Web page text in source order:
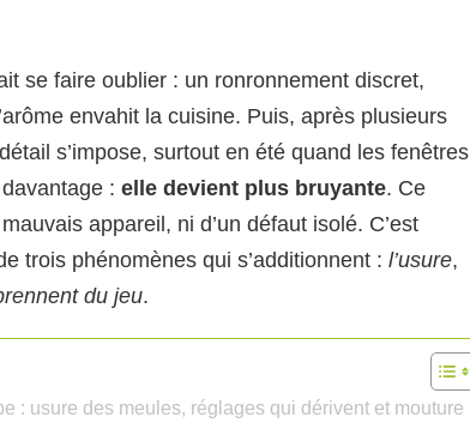
se faire oublier : un ronronnement discret,
envahit la cuisine. Puis, après plusieurs
s’impose, surtout en été quand les fenêtres
: elle devient plus bruyante. Ce
appareil, ni d’un défaut isolé. C’est
trois phénomènes qui s’additionnent : l’usure,
du jeu.
: usure des meules, réglages qui dérivent et mouture